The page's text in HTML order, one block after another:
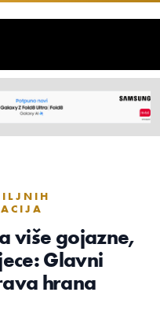
više gojazne,
Glavni
hrana